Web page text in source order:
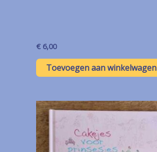
€ 6,00
Toevoegen aan winkelwagen